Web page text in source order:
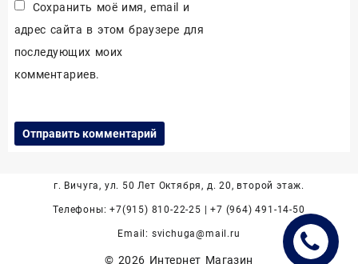
Сохранить моё имя, email и
адрес сайта в этом браузере для
последующих моих
комментариев.
г. Вичуга, ул. 50 Лет Октября, д. 20, второй этаж.
Телефоны: +7(915) 810-22-25 | +7 (964) 491-14-50
Email: svichuga@mail.ru
© 2026 Интернет Магазин